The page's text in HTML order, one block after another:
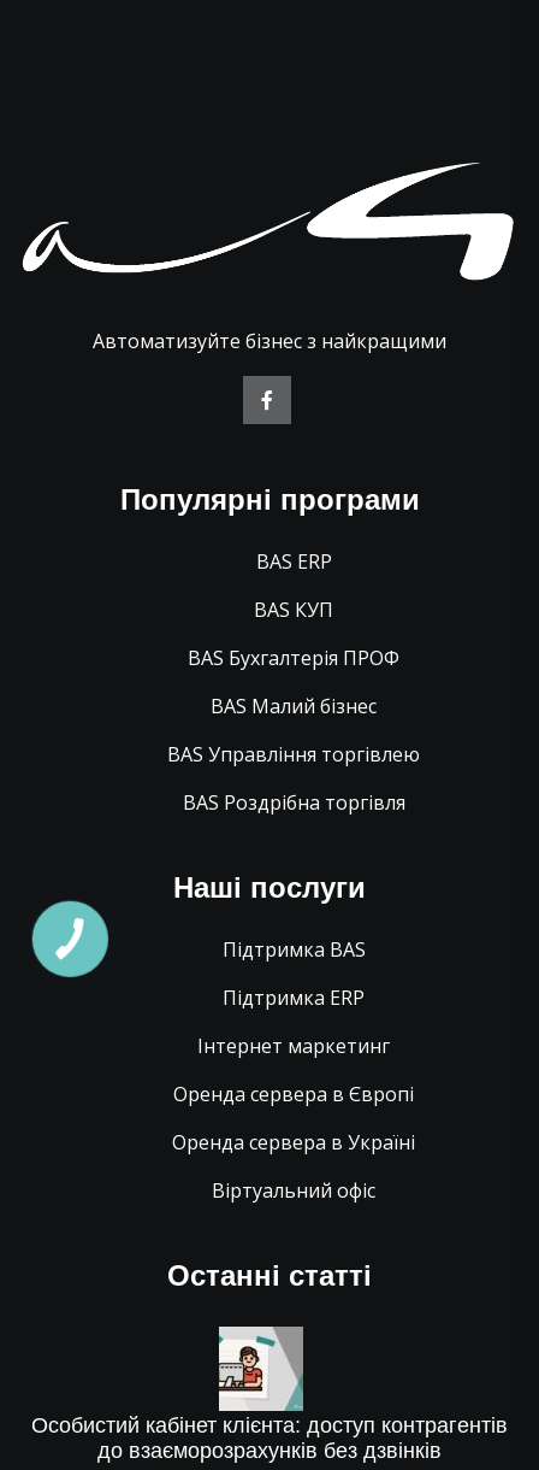
Автоматизуйте бізнес з найкращими
Популярні програми
BAS ERP
BAS КУП
BAS Бухгалтерія ПРОФ
BAS Малий бізнес
BAS Управління торгівлею
BAS Роздрібна торгівля
Наші послуги
Підтримка BAS
Підтримка ERP
Інтернет маркетинг
Оренда сервера в Європі
Оренда сервера в Україні
Віртуальний офіс
Останні статті
Особистий кабінет клієнта: доступ контрагентів
до взаєморозрахунків без дзвінків